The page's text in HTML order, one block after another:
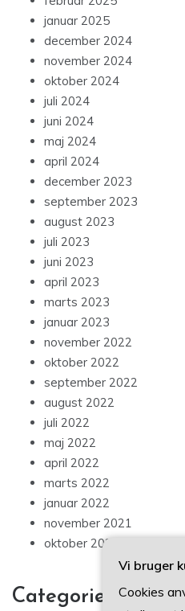
januar 2025
december 2024
november 2024
oktober 2024
juli 2024
juni 2024
maj 2024
april 2024
december 2023
september 2023
august 2023
juli 2023
juni 2023
april 2023
marts 2023
januar 2023
november 2022
oktober 2022
september 2022
august 2022
juli 2022
maj 2022
april 2022
marts 2022
januar 2022
november 2021
oktober 2021
Categories
Vi bruger
Cookies